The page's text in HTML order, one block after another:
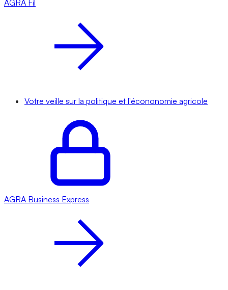
AGRA Fil
Votre veille sur la politique et l'écononomie agricole
AGRA Business Express